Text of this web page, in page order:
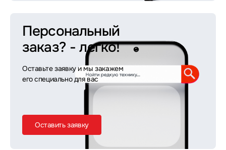
Персональный
заказ? - легко!
Оставьте заявку и мы закажем
его специально для вас
Оставить заявку